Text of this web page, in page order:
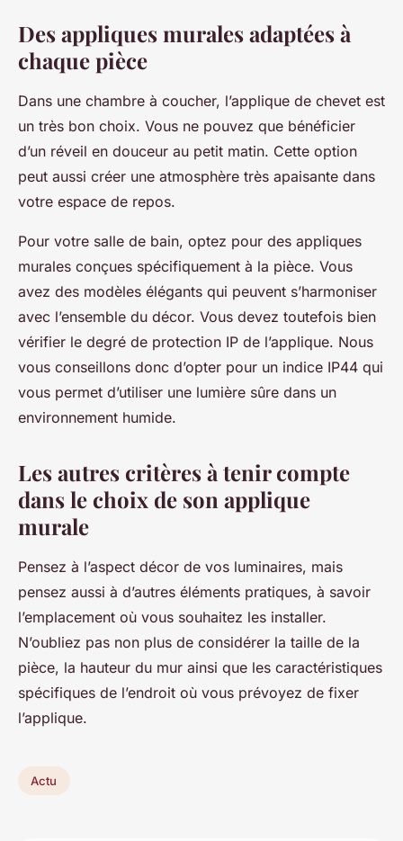
Des appliques murales adaptées à
chaque pièce
Dans une chambre à coucher, l’applique de chevet est
un très bon choix. Vous ne pouvez que bénéficier
d’un réveil en douceur au petit matin. Cette option
peut aussi créer une atmosphère très apaisante dans
votre espace de repos.
Pour votre salle de bain, optez pour des appliques
murales conçues spécifiquement à la pièce. Vous
avez des modèles élégants qui peuvent s’harmoniser
avec l’ensemble du décor. Vous devez toutefois bien
vérifier le degré de protection IP de l’applique. Nous
vous conseillons donc d’opter pour un indice IP44 qui
vous permet d’utiliser une lumière sûre dans un
environnement humide.
Les autres critères à tenir compte
dans le choix de son applique
murale
Pensez à l’aspect décor de vos luminaires, mais
pensez aussi à d’autres éléments pratiques, à savoir
l’emplacement où vous souhaitez les installer.
N’oubliez pas non plus de considérer la taille de la
pièce, la hauteur du mur ainsi que les caractéristiques
spécifiques de l’endroit où vous prévoyez de fixer
l’applique.
Actu